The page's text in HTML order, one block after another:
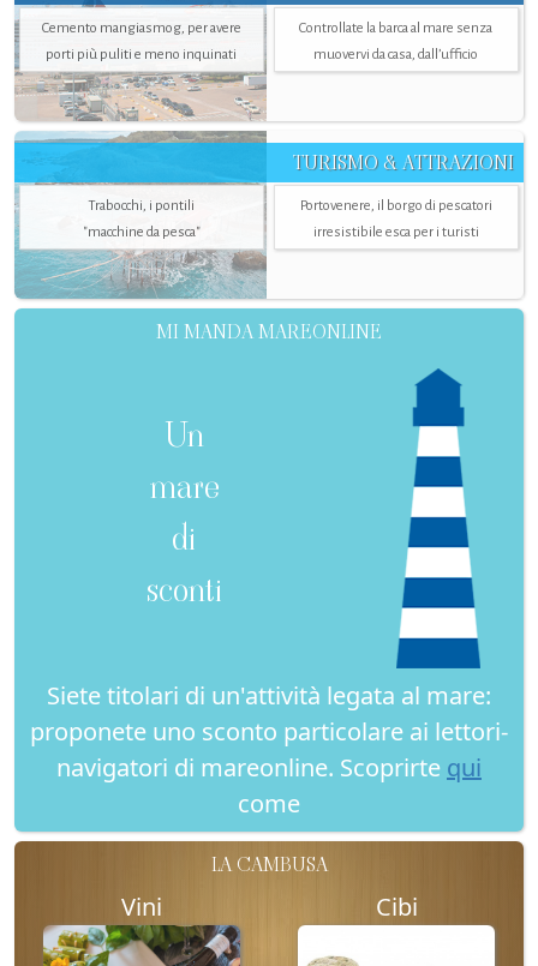
Cemento mangiasmog, per avere
porti più puliti e meno inquinati
Controllate la barca al mare senza
muovervi da casa, dall’ufficio
TURISMO & ATTRAZIONI
Trabocchi, i pontili
"macchine da pesca"
Portovenere, il borgo di pescatori
irresistibile esca per i turisti
MI MANDA MAREONLINE
Un
mare
di
sconti
Siete titolari di un'attività legata al mare:
proponete uno sconto particolare ai lettori-
navigatori di mareonline. Scoprirte qui
come
LA CAMBUSA
Vini Cibi